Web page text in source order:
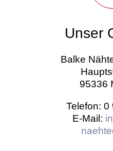
Unser
Balke
95336
Telefon: 0
E-Mail: